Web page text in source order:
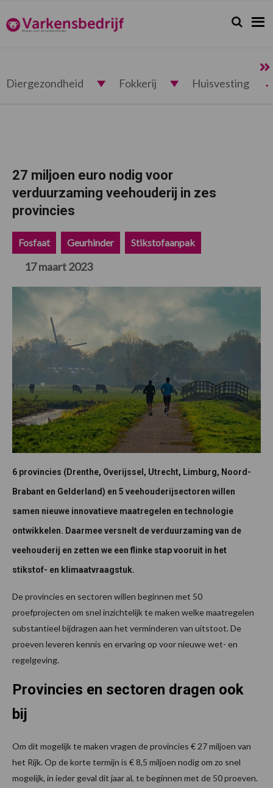
de
hoofdnavigatie
de
hoofd
de
eerste
de
voettekst
Varkensbedrijf.nl Zoeken...
Zoek
Diergezondheid Fokkerij Huisvesting
27 miljoen euro nodig voor
verduurzaming veehouderij in zes
provincies
Fosfaat Geurhinder Stikstofaanpak
17 maart 2023
6 provincies (Drenthe, Overijssel, Utrecht, Limburg, Noord-
Brabant en Gelderland) en 5 veehouderijsectoren willen
samen nieuwe innovatieve maatregelen en technologie
ontwikkelen. Daarmee versnelt de verduurzaming van de
veehouderij en zetten we een flinke stap vooruit in het
stikstof- en klimaatvraagstuk.
De provincies en sectoren willen beginnen met 50
proefprojecten om snel inzichtelijk te maken welke maatregelen
substantieel bijdragen aan het verminderen van uitstoot. De
proeven leveren kennis en ervaring op voor nieuwe wet- en
regelgeving.
Provincies en sectoren dragen ook
bij
Om dit mogelijk te maken vragen de provincies € 27 miljoen van
het Rijk. Op de korte termijn is € 8,5 miljoen nodig om zo snel
mogelijk, in ieder geval dit jaar al, te beginnen met de 50 proeven.